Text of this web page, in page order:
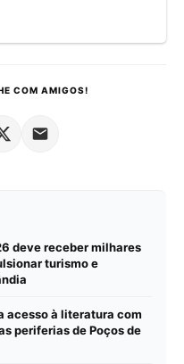
COM AMIGOS!
deve receber milhares
turismo e
acesso à literatura com
periferias de Poços de